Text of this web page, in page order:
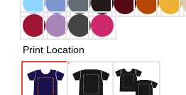
Print Location